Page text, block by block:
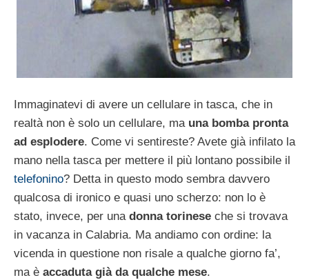
Immaginatevi di avere un cellulare in tasca, che in
realtà non è solo un cellulare, ma una bomba pronta
ad esplodere. Come vi sentireste? Avete già infilato la
mano nella tasca per mettere il più lontano possibile il
telefonino? Detta in questo modo sembra davvero
qualcosa di ironico e quasi uno scherzo: non lo è
stato, invece, per una donna torinese che si trovava
in vacanza in Calabria. Ma andiamo con ordine: la
vicenda in questione non risale a qualche giorno fa’,
ma è accaduta già da qualche mese.